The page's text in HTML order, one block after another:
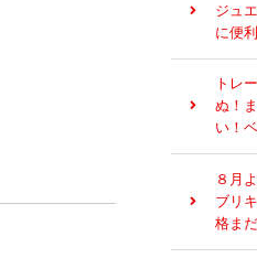
ジュ
に便利
トレ
ぬ！
い！
８月
ブリ
格ま